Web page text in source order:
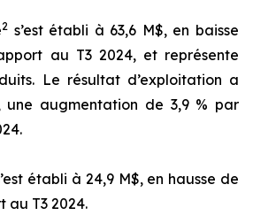
2 s’est établi à 63,6 M$, en baisse
au T3 2024, et représente
Le résultat d’exploitation a
une augmentation de 3,9 % par
établi à 24,9 M$, en hausse de
au T3 2024.